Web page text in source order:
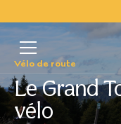
Vélo de route
Le Grand
vélo